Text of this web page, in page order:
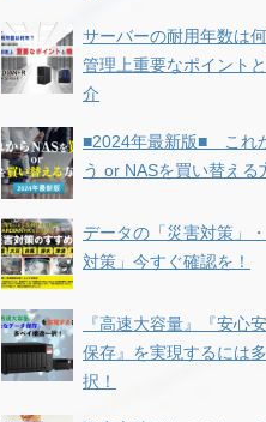
サーバーの耐用年数は何
管理上重要なポイント
介
■2024年最新版■ これ
う or NASを買い替える
データの「災害対策」
対策」今すぐ確認を！
『高速大容量』『安心
保存』を実現するには
択！